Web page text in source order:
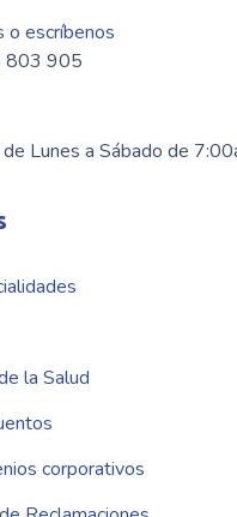
o escríbenos
803 905
Lunes a Sábado de
la Salud
corporativos